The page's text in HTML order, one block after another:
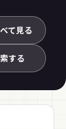
て見る
する